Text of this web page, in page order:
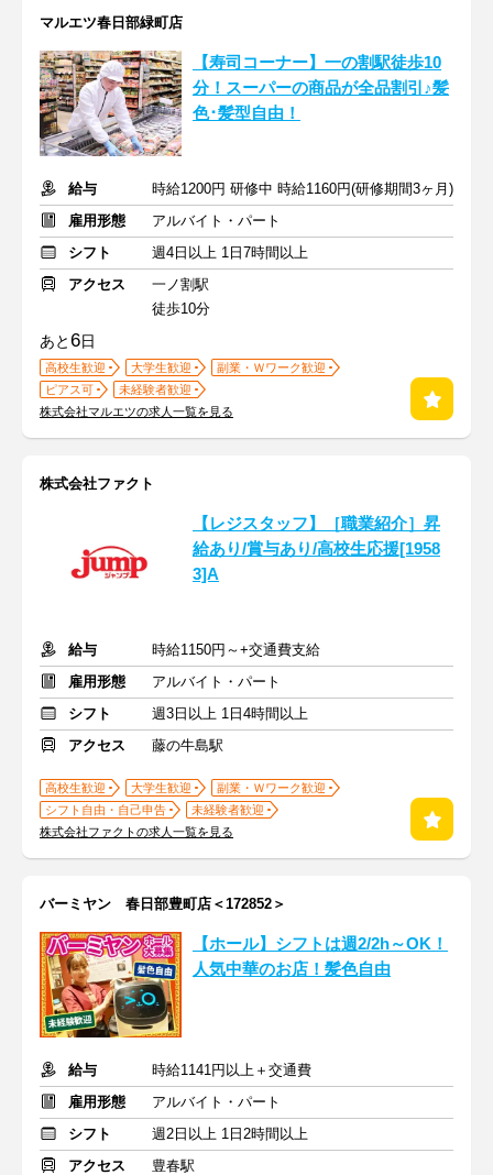
マルエツ春日部緑町店
【寿司コーナー】一の割駅徒歩10
分！スーパーの商品が全品割引♪髪
色･髪型自由！
給与
時給1200円 研修中 時給1160円(研修期間3ヶ月)
雇用形態
アルバイト・パート
シフト
週4日以上 1日7時間以上
アクセス
一ノ割駅
徒歩10分
あと6日
高校生歓迎 大学生歓迎
副業・Ｗワーク歓迎
ピアス可
未経験者歓迎
株式会社マルエツの求人一覧を見る
株式会社ファクト
【レジスタッフ】［職業紹介］昇
給あり/賞与あり/高校生応援[1958
3]A
給与
時給1150円～+交通費支給
雇用形態
アルバイト・パート
シフト
週3日以上 1日4時間以上
アクセス
藤の牛島駅
高校生歓迎 大学生歓迎
副業・Ｗワーク歓迎
シフト自由・自己申告
未経験者歓迎
株式会社ファクトの求人一覧を見る
バーミヤン 春日部豊町店＜172852＞
【ホール】シフトは週2/2h～OK！
人気中華のお店！髪色自由
給与
時給1141円以上＋交通費
雇用形態
アルバイト・パート
シフト
週2日以上 1日2時間以上
アクセス
豊春駅